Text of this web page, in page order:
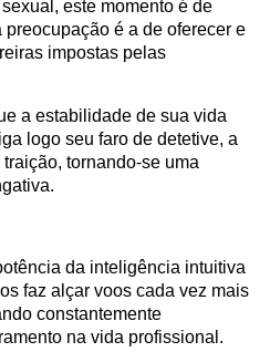
este momento é de
é a de oferecer e
impostas pelas
a estabilidade de sua vida
logo seu faro de detetive, a
tornando-se uma
da inteligência intuitiva
faz alçar voos cada vez mais
constantemente
na vida profissional.